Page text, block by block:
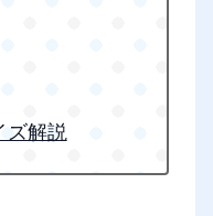
ズ解説